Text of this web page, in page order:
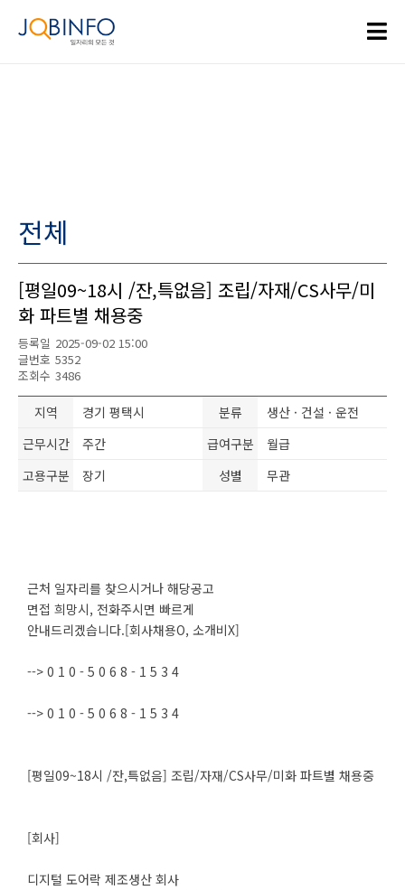
전체
[평일09~18시 /잔,특없음] 조립/자재/CS사무/미
화 파트별 채용중
등록일 2025-09-02 15:00
글번호 5352
조회수 3486
지역 경기 평택시 분류
생산 · 건설 · 운전
근무시간
주간 급여구분
월급
고용구분
장기 성별 무관
근처 일자리를 찾으시거나 해당공고
면접 희망시, 전화주시면 빠르게
안내드리겠습니다.[회사채용O, 소개비X]
--> 0 1 0 - 5 0 6 8 - 1 5 3 4
--> 0 1 0 - 5 0 6 8 - 1 5 3 4
[평일09~18시 /잔,특없음] 조립/자재/CS사무/미화 파트별 채용중
[회사]
디지털 도어락 제조생산 회사